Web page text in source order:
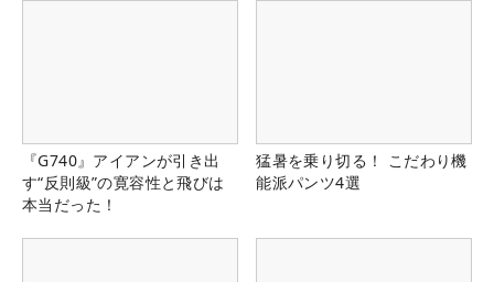
『G740』アイアンが引き出
す“反則級”の寛容性と飛びは
本当だった！
猛暑を乗り切る！ こだわり機
能派パンツ4選